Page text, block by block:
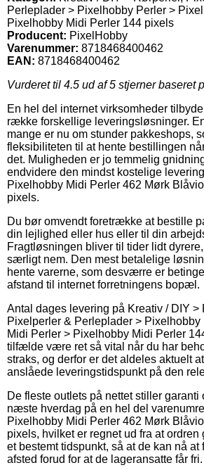
Perleplader > Pixelhobby Perler >
Pixelhobby Midi Perler 144 pixels
Producent: PixelHobby
Varenummer: 8718468400462
EAN: 8718468400462
Vurderet til 4.5 ud af 5 stjerner baseret
En hel del internet virksomheder
række forskellige leveringsløsninger.
mange er nu om stunder pakkeshops,
fleksibiliteten til at hente bestillingen
det. Muligheden er jo temmelig
endvidere den mindst kostelige
Pixelhobby Midi Perler 462 Mørk
pixels.
Du bør omvendt foretrække at bestille
din lejlighed eller hus eller til din
Fragtløsningen bliver til tider lidt
særligt nem. Den mest betalelige
hente varerne, som desværre er
afstand til internet forretningens bopæl.
Antal dages levering på Kreativ / DIY >
Pixelperler & Perleplader >
Midi Perler > Pixelhobby Midi Perler
tilfælde være ret så vital når du har
straks, og derfor er det aldeles aktuelt
anslåede leveringstidspunkt på den
De fleste outlets på nettet stiller garanti
næste hverdag på en hel del
Pixelhobby Midi Perler 462 Mørk
pixels, hvilket er regnet ud fra at
et bestemt tidspunkt, så at de kan nå at
afsted forud for at de lageransatte får fri.